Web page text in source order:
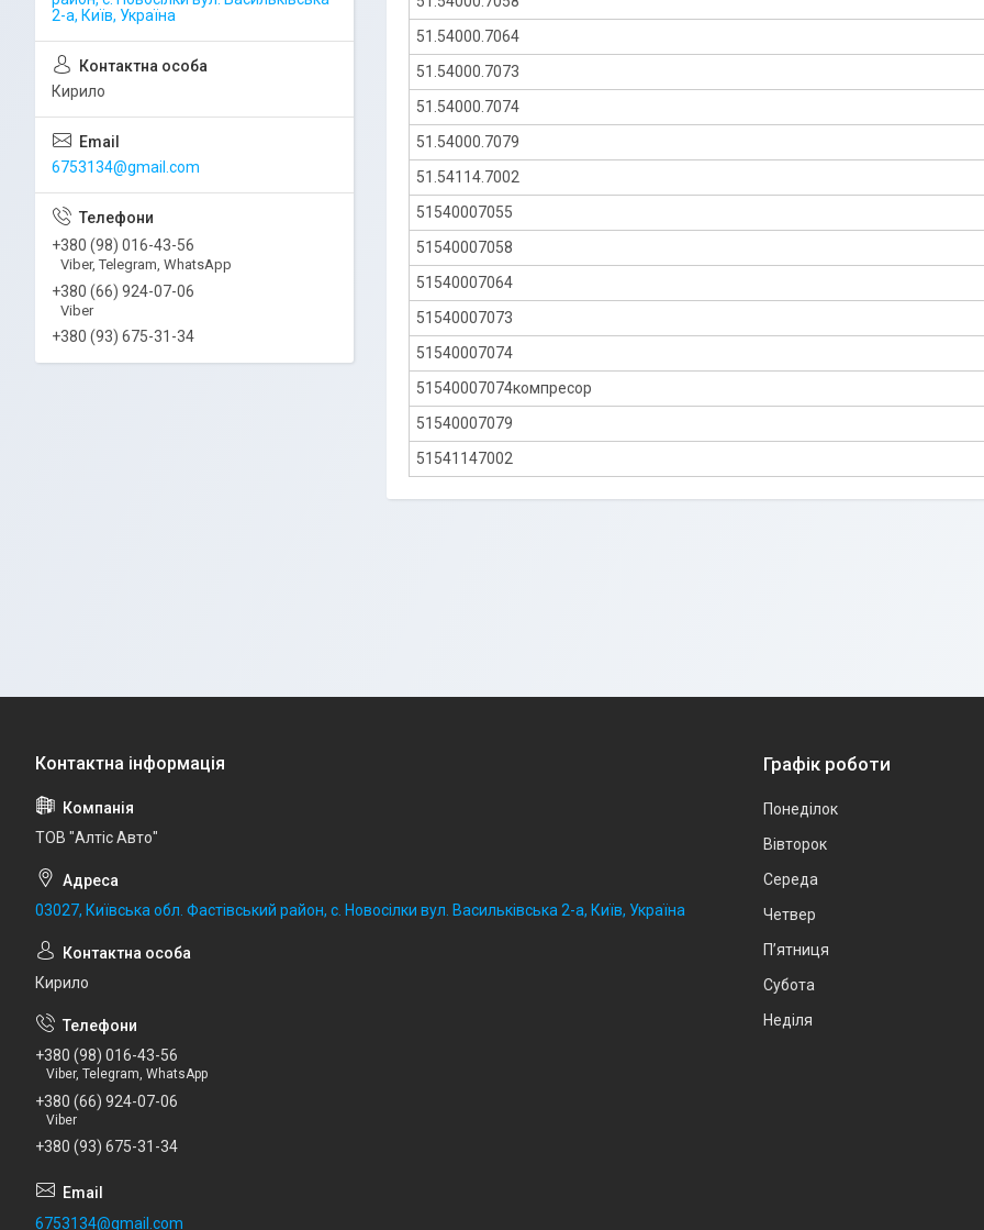
51.54000.7064
51.54000.7073
51.54000.7074
51.54000.7079
51.54114.7002
51540007055
51540007058
51540007064
51540007073
51540007074
51540007074компресор
51540007079
51541147002
2-а, Київ, Україна
Кирило
6753134@gmail.com
+380 (98) 016-43-56
Viber, Telegram, WhatsApp
+380 (66) 924-07-06
Viber
+380 (93) 675-31-34
ТОВ "Алтіс Авто"
03027, Київська обл. Фастівський район, с. Новосілки вул. Васильківська 2-а, Київ, Україна
Кирило
+380 (98) 016-43-56
Viber, Telegram, WhatsApp
+380 (66) 924-07-06
Viber
+380 (93) 675-31-34
6753134@gmail.com
Графік роботи
Понеділок
Вівторок
Середа
Четвер
Пʼятниця
Субота
Неділя